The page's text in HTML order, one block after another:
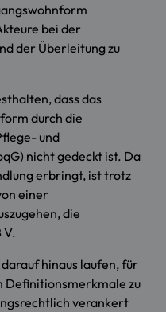
bei der
der Überleitung zu
dass das
durch die
und
nicht gedeckt ist. Da
erbringt, ist trotz
einer
die
V.
hinaus laufen, für
Definitionsmerkmale zu
verankert